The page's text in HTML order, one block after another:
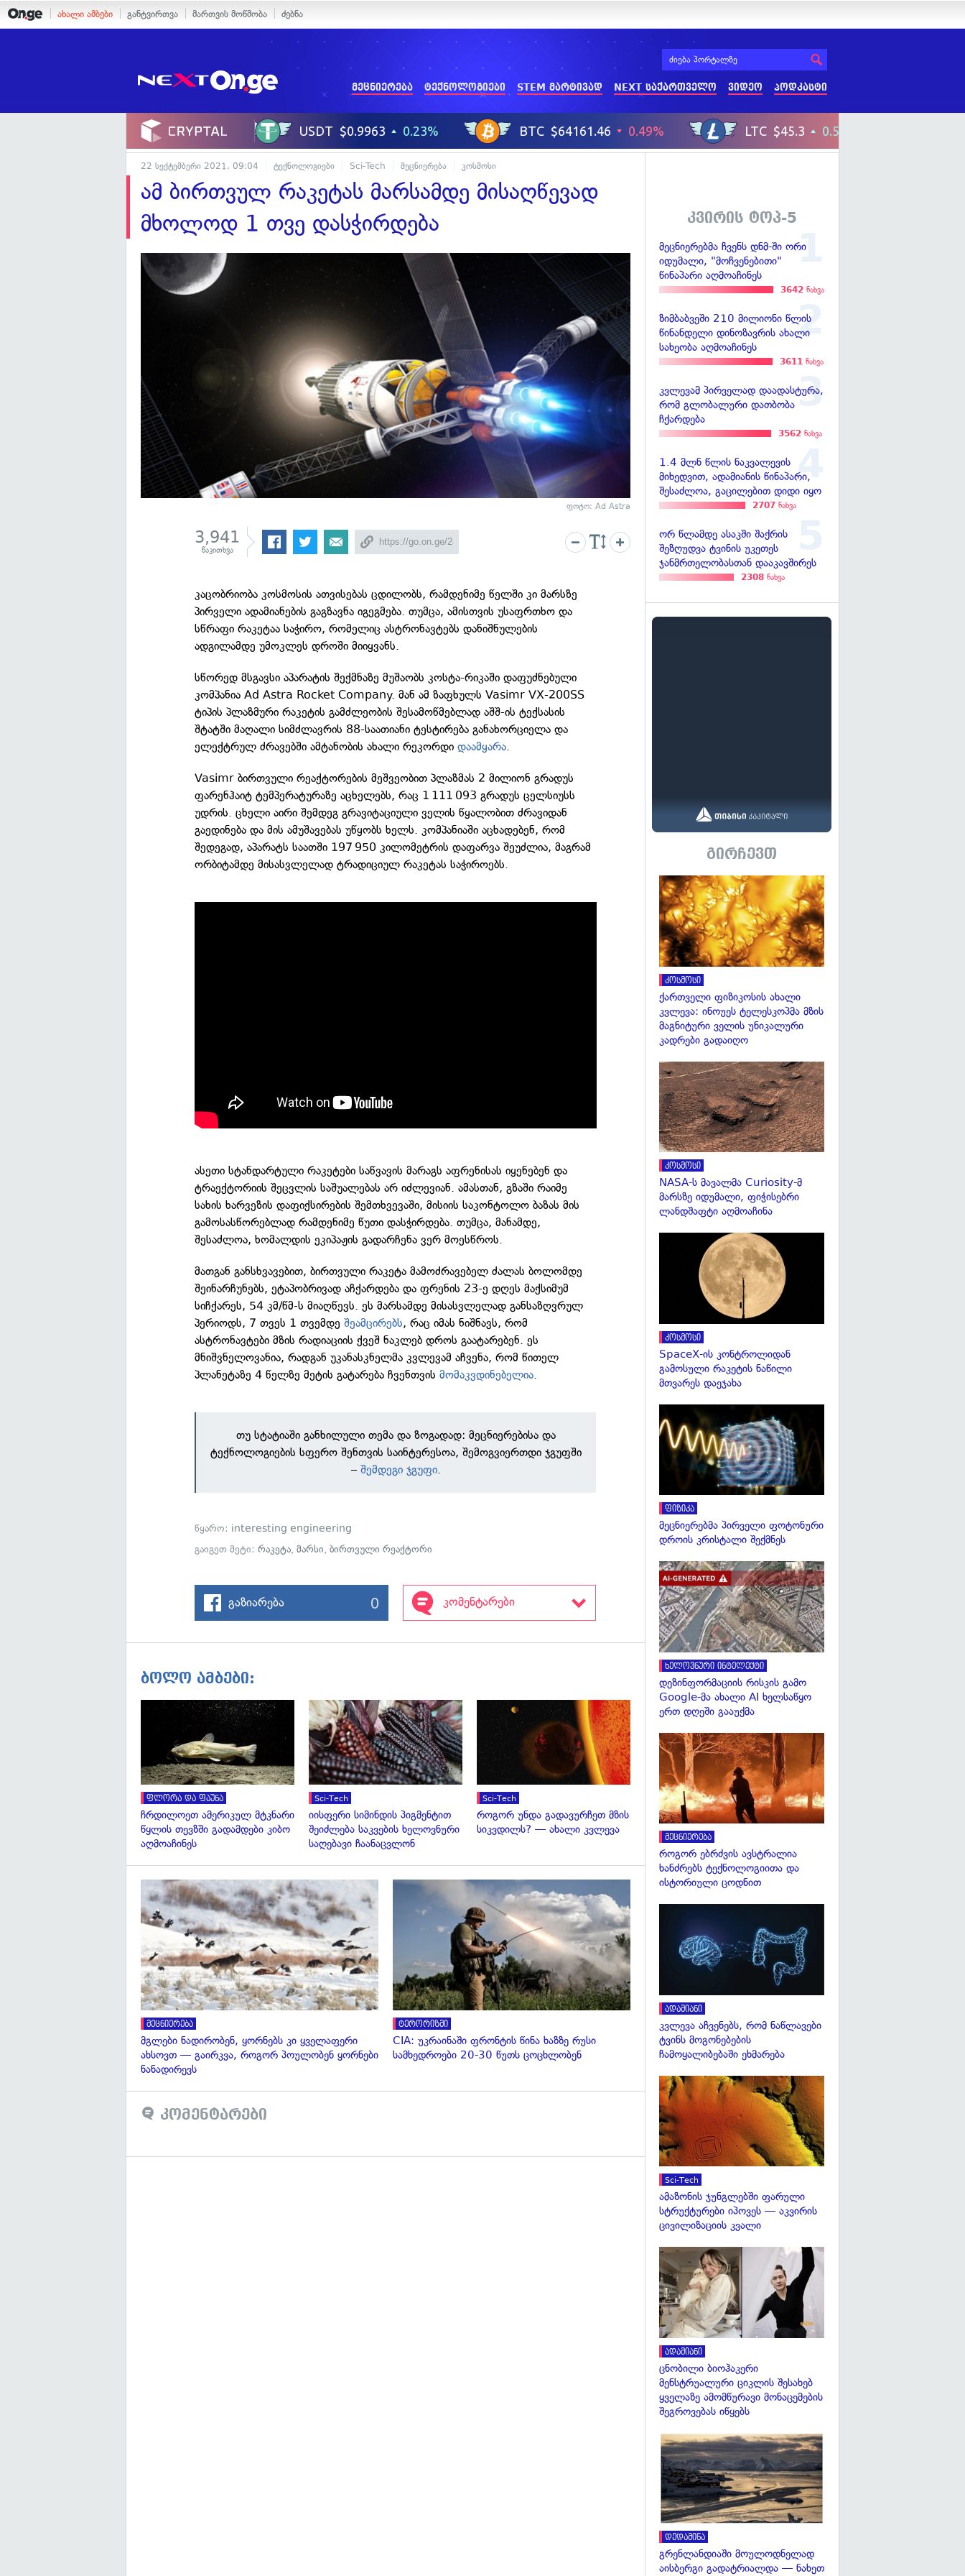
ახალი ამბები განტვირთვა მართვის მოწმობა ძებნა
მეცნიერება ტექნოლოგიები STEM მარტივად NEXT საქართველო ვიდეო პოდკასტი
22 სექტემბერი 2021, 09:04 ტექნოლოგიები Sci-Tech მეცნიერება კოსმოსი
ამ ბირთვულ რაკეტას მარსამდე მისაღწევად
მხოლოდ 1 თვე დასჭირდება
ფოტო: Ad Astra
3,941
წაკითხვა
კაცობრიობა კოსმოსის ათვისებას ცდილობს, რამდენიმე წელში კი მარსზე
პირველი ადამიანების გაგზავნა იგეგმება. თუმცა, ამისთვის უსაფრთხო და
სწრაფი რაკეტაა საჭირო, რომელიც ასტრონავტებს დანიშნულების
ადგილამდე უმოკლეს დროში მიიყვანს.
სწორედ მსგავსი აპარატის შექმნაზე მუშაობს კოსტა-რიკაში დაფუძნებული
კომპანია Ad Astra Rocket Company. მან ამ ზაფხულს Vasimr VX-200SS
ტიპის პლაზმური რაკეტის გამძლეობის შესამოწმებლად აშშ-ის ტექსასის
შტატში მაღალი სიმძლავრის 88-საათიანი ტესტირება განახორციელა და
ელექტრულ ძრავებში ამტანობის ახალი რეკორდიდაამყარა.
Vasimr ბირთვული რეაქტორების მეშვეობით პლაზმას 2 მილიონ გრადუს
ფარენჰაიტ ტემპერატურაზე აცხელებს, რაც 1 111 093 გრადუს ცელსიუსს
უდრის. ცხელი აირი შემდეგ გრავიტაციული ველის წყალობით ძრავიდან
გაედინება და მის ამუშავებას უწყობს ხელს. კომპანიაში აცხადებენ, რომ
შედეგად, აპარატს საათში 197 950 კილომეტრის დაფარვა შეუძლია, მაგრამ
ორბიტამდე მისასვლელად ტრადიციულ რაკეტას საჭიროებს.
ასეთი სტანდარტული რაკეტები საწვავის მარაგს აფრენისას იყენებენ და
ტრაექტორიის შეცვლის საშუალებას არ იძლევიან. ამასთან, გზაში რაიმე
სახის ხარვეზის დაფიქსირების შემთხვევაში, მისიის საკონტოლო ბაზას მის
გამოსასწორებლად რამდენიმე წუთი დასჭირდება. თუმცა, მანამდე,
შესაძლოა, ხომალდის ეკიპაჟის გადარჩენა ვერ მოესწროს.
მათგან განსხვავებით, ბირთვული რაკეტა მამოძრავებელ ძალას ბოლომდე
შეინარჩუნებს, ეტაპობრივად აჩქარდება და ფრენის 23-ე დღეს მაქსიმუმ
სიჩქარეს, 54 კმ/წმ-ს მიაღწევს. ეს მარსამდე მისასვლელად განსაზღვრულ
პერიოდს, 7 თვეს 1 თვემდეშეამცირებს, რაც იმას ნიშნავს, რომ
ასტრონავტები მზის რადიაციის ქვეშ ნაკლებ დროს გაატარებენ. ეს
მნიშვნელოვანია, რადგან უკანასკნელმა კვლევამ აჩვენა, რომ წითელ
პლანეტაზე 4 წელზე მეტის გატარება ჩვენთვისმომაკვდინებელია.
თუ სტატიაში განხილული თემა და ზოგადად: მეცნიერებისა და
ტექნოლოგიების სფერო შენთვის საინტერესოა, შემოგვიერთდი ჯგუფში
–შემდეგი ჯგუფი.
წყარო: interesting engineering
გაიგეთ მეტი:რაკეტა,მარსი,ბირთვული რეაქტორი
გაზიარება 0 კომენტარები
ბოლო ამბები:
გადახედვა
ფლორა და ფაუნა
ჩრდილოეთ ამერიკულ მტკნარი
წყლის თევზში გადამდები კიბო
აღმოაჩინეს
გადახედვა
Sci-Tech
იისფერი სიმინდის პიგმენტით
შეიძლება საკვების ხელოვნური
საღებავი ჩაანაცვლონ
გადახედვა
Sci-Tech
როგორ უნდა გადავურჩეთ მზის
სიკვდილს? — ახალი კვლევა
მეცნიერება
მგლები ნადირობენ, ყორნებს კი ყველაფერი
ახსოვთ — გაირკვა, როგორ პოულობენ ყორნები
ნანადირევს
ტერორიზმი
CIA: უკრაინაში ფრონტის წინა ხაზზე რუსი
სამხედროები 20-30 წუთს ცოცხლობენ
კომენტარები
კვირის ტოპ-5
მეცნიერებმა ჩვენს დნმ-ში ორი
იდუმალი, "მოჩვენებითი"
წინაპარი აღმოაჩინეს
3642 ნახვა
ზიმბაბვეში 210 მილიონი წლის
წინანდელი დინოზავრის ახალი
სახეობა აღმოაჩინეს
3611 ნახვა
კვლევამ პირველად დაადასტურა,
რომ გლობალური დათბობა
ჩქარდება
3562 ნახვა
1.4 მლნ წლის ნაკვალევის
მიხედვით, ადამიანის წინაპარი,
შესაძლოა, გაცილებით დიდი იყო
2707 ნახვა
ორ წლამდე ასაკში შაქრის
შეზღუდვა ტვინის უკეთეს
ჯანმრთელობასთან დააკავშირეს
2308 ნახვა
გირჩევთ
კოსმოსი
ქართველი ფიზიკოსის ახალი
კვლევა: ინოუეს ტელესკოპმა მზის
მაგნიტური ველის უნიკალური
კადრები გადაიღო
კოსმოსი
NASA-ს მავალმა Curiosity-მ
მარსზე იდუმალი, ფიჭისებრი
ლანდშაფტი აღმოაჩინა
კოსმოსი
SpaceX-ის კონტროლიდან
გამოსული რაკეტის ნაწილი
მთვარეს დაეჯახა
ფიზიკა
მეცნიერებმა პირველი ფოტონური
დროის კრისტალი შექმნეს
ხელოვნური ინტელექტი
დეზინფორმაციის რისკის გამო
Google-მა ახალი AI ხელსაწყო
ერთ დღეში გააუქმა
მეცნიერება
როგორ ებრძვის ავსტრალია
ხანძრებს ტექნოლოგიითა და
ისტორიული ცოდნით
ადამიანი
კვლევა აჩვენებს, რომ ნაწლავები
ტვინს მოგონებების
ჩამოყალიბებაში ეხმარება
Sci-Tech
ამაზონის ჯუნგლებში ფარული
სტრუქტურები იპოვეს — აკვირის
ცივილიზაციის კვალი
ადამიანი
ცნობილი ბიოჰაკერი
მენსტრუალური ციკლის შესახებ
ყველაზე ამომწურავი მონაცემების
შეგროვებას იწყებს
დედამიწა
გრენლანდიაში მოულოდნელად
აისბერგი გადატრიალდა — ნახეთ